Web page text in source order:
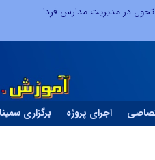
تحول در مدیریت مدارس فردا
اجرای پروژه برگزاری